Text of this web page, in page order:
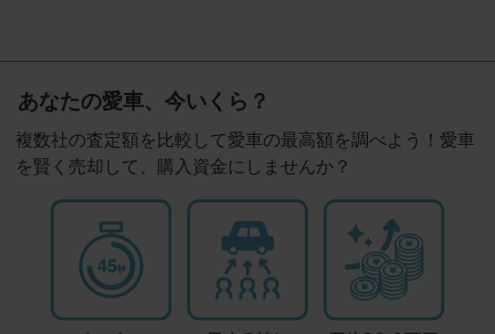
あなたの愛車、今いくら？
複数社の査定額を比較して愛車の最高額を調べよう！愛車
を賢く売却して、購入資金にしませんか？